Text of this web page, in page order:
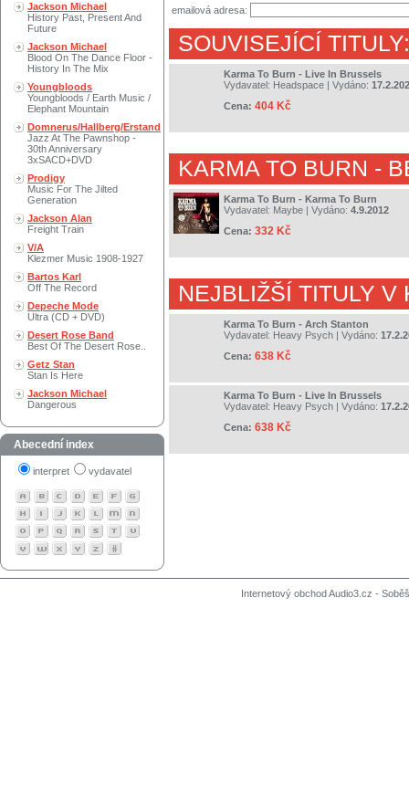
Jackson Michael
History Past, Present And
Future
Jackson Michael
Blood On The Dance Floor -
History In The Mix
Youngbloods
Youngbloods / Earth Music /
Elephant Mountain
Domnerus/Hallberg/Erstand
Jazz At The Pawnshop -
30th Anniversary
3xSACD+DVD
Prodigy
Music For The Jilted
Generation
Jackson Alan
Freight Train
V/A
Klezmer Music 1908-1927
Bartos Karl
Off The Record
Depeche Mode
Ultra (CD + DVD)
Desert Rose Band
Best Of The Desert Rose..
Getz Stan
Stan Is Here
Jackson Michael
Dangerous
Abecední index
interpret vydavatel
emailová adresa:
SOUVISEJÍCÍ TITULY:
Karma To Burn - Live In Brussels
Vydavatel: Headspace | Vydáno:
Cena: 404 Kč
KARMA TO BURN -
Karma To Burn - Karma To Burn
Vydavatel: Maybe | Vydáno: 4.9.2012
Cena: 332 Kč
NEJBLIŽŠÍ TITULY V
Karma To Burn - Arch Stanton
Vydavatel: Heavy Psych | Vydáno:
Cena: 638 Kč
Karma To Burn - Live In Brussels
Vydavatel: Heavy Psych | Vydáno:
Cena: 638 Kč
Internetový obchod Audio3.cz -